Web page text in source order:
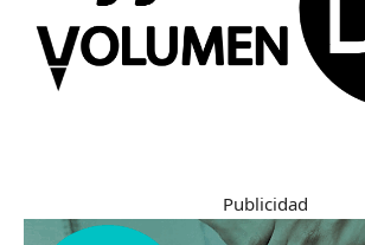
Publicidad